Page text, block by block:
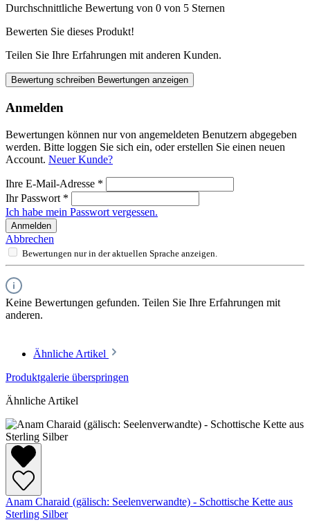
Durchschnittliche Bewertung von 0 von 5 Sternen
Bewerten Sie dieses Produkt!
Teilen Sie Ihre Erfahrungen mit anderen Kunden.
Bewertung schreiben Bewertungen anzeigen
Anmelden
Bewertungen können nur von angemeldeten Benutzern abgegeben
werden. Bitte loggen Sie sich ein, oder erstellen Sie einen neuen
Account. Neuer Kunde?
Ihre E-Mail-Adresse *
Ihr Passwort *
Ich habe mein Passwort vergessen.
Anmelden
Abbrechen
Bewertungen nur in der aktuellen Sprache anzeigen.
Keine Bewertungen gefunden. Teilen Sie Ihre Erfahrungen mit
anderen.
Ähnliche Artikel
Produktgalerie überspringen
Ähnliche Artikel
Anam Charaid (gälisch: Seelenverwandte) - Schottische Kette aus
Sterling Silber